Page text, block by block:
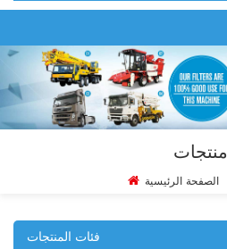
منتجات
الصفحة الرئيسية
فئات المنتجات